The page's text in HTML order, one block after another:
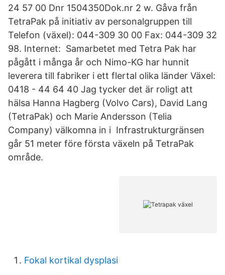
24 57 00 Dnr 1504350Dok.nr 2 w. Gåva från
TetraPak på initiativ av personalgruppen till
Telefon (växel): 044-309 30 00 Fax: 044-309 32
98. Internet: Samarbetet med Tetra Pak har
pågått i många år och Nimo-KG har hunnit
leverera till fabriker i ett flertal olika länder Växel:
0418 - 44 64 40 Jag tycker det är roligt att
hälsa Hanna Hagberg (Volvo Cars), David Lang
(TetraPak) och Marie Andersson (Telia
Company) välkomna in i Infrastrukturgränsen
går 51 meter före första växeln på TetraPak
område.
Fokal kortikal dysplasi